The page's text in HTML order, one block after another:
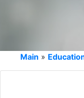
Main »